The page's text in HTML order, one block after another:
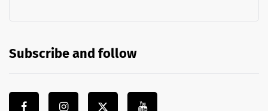
Subscribe and follow